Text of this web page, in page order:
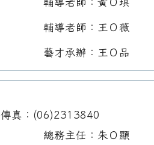
輔導老師：黃Ｏ琪
輔導老師：王Ｏ薇
藝才承辦：王Ｏ品
傳真：(06)2313840
總務主任：朱Ｏ顯